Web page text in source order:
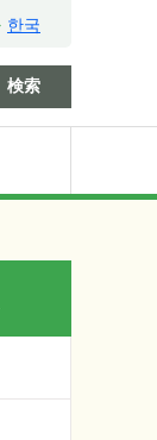
한국